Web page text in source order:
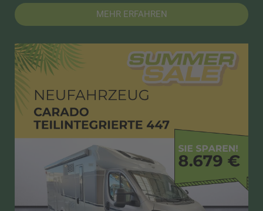
MEHR ERFAHREN